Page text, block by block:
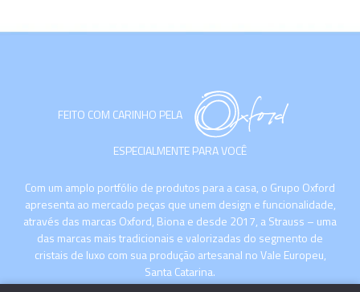
FEITO COM CARINHO PELA
ESPECIALMENTE PARA VOCÊ
Com um amplo portfólio de produtos para a casa, o Grupo Oxford
apresenta ao mercado peças que unem design e funcionalidade,
através das marcas Oxford, Biona e desde 2017, a Strauss – uma
das marcas mais tradicionais e valorizadas do segmento de
cristais de luxo com sua produção artesanal no Vale Europeu,
Santa Catarina.